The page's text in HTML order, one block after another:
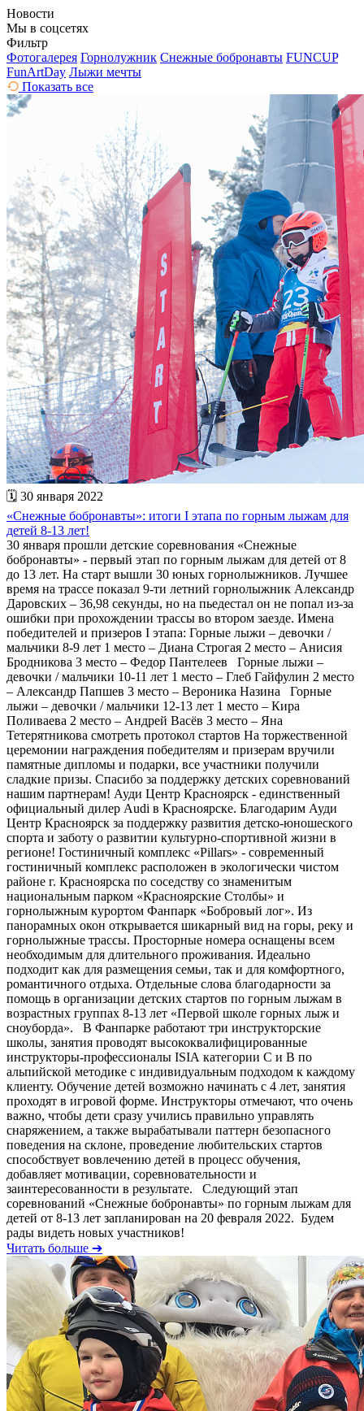
Новости
Мы в соцсетях
Фильтр
Фотогалерея Горнолужник Снежные бобронавты FUNCUP
FunArtDay Лыжи мечты
Показать все
🗓 30 января 2022
«Снежные бобронавты»: итоги I этапа по горным лыжам для
детей 8-13 лет!
30 января прошли детские соревнования «Снежные
бобронавты» - первый этап по горным лыжам для детей от 8
до 13 лет. На старт вышли 30 юных горнолыжников. Лучшее
время на трассе показал 9-ти летний горнолыжник Александр
Даровских – 36,98 секунды, но на пьедестал он не попал из-за
ошибки при прохождении трассы во втором заезде. Имена
победителей и призеров I этапа: Горные лыжи – девочки /
мальчики 8-9 лет 1 место – Диана Строгая 2 место – Анисия
Бродникова 3 место – Федор Пантелеев Горные лыжи –
девочки / мальчики 10-11 лет 1 место – Глеб Гайфулин 2 место
– Александр Папшев 3 место – Вероника Назина Горные
лыжи – девочки / мальчики 12-13 лет 1 место – Кира
Поливаева 2 место – Андрей Васёв 3 место – Яна
Тетерятникова смотреть протокол стартов На торжественной
церемонии награждения победителям и призерам вручили
памятные дипломы и подарки, все участники получили
сладкие призы. Спасибо за поддержку детских соревнований
нашим партнерам! Ауди Центр Красноярск - единственный
официальный дилер Audi в Красноярске. Благодарим Ауди
Центр Красноярск за поддержку развития детско-юношеского
спорта и заботу о развитии культурно-спортивной жизни в
регионе! Гостиничный комплекс «Pillars» - современный
гостиничный комплекс расположен в экологически чистом
районе г. Красноярска по соседству со знаменитым
национальным парком «Красноярские Столбы» и
горнолыжным курортом Фанпарк «Бобровый лог». Из
панорамных окон открывается шикарный вид на горы, реку и
горнолыжные трассы. Просторные номера оснащены всем
необходимым для длительного проживания. Идеально
подходит как для размещения семьи, так и для комфортного,
романтичного отдыха. Отдельные слова благодарности за
помощь в организации детских стартов по горным лыжам в
возрастных группах 8-13 лет «Первой школе горных лыж и
сноуборда». В Фанпарке работают три инструкторские
школы, занятия проводят высококвалифицированные
инструкторы-профессионалы ISIA категории С и В по
альпийской методике с индивидуальным подходом к каждому
клиенту. Обучение детей возможно начинать с 4 лет, занятия
проходят в игровой форме. Инструкторы отмечают, что очень
важно, чтобы дети сразу учились правильно управлять
снаряжением, а также вырабатывали паттерн безопасного
поведения на склоне, проведение любительских стартов
способствует вовлечению детей в процесс обучения,
добавляет мотивации, соревновательности и
заинтересованности в результате. Следующий этап
соревнований «Снежные бобронавты» по горным лыжам для
детей от 8-13 лет запланирован на 20 февраля 2022. Будем
рады видеть новых участников!
Читать больше ➔